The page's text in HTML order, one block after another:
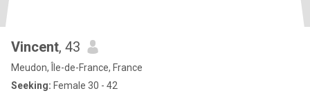
Vincent, 43
Meudon, Île-de-France, France
Seeking: Female 30 - 42